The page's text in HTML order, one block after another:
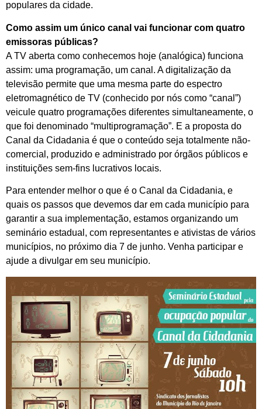
populares da cidade.
Como assim um único canal vai funcionar com quatro
emissoras públicas?
A TV aberta como conhecemos hoje (analógica) funciona
assim: uma programação, um canal. A digitalização da
televisão permite que uma mesma parte do espectro
eletromagnético de TV (conhecido por nós como “canal”)
veicule quatro programações diferentes simultaneamente, o
que foi denominado “multiprogramação”. E a proposta do
Canal da Cidadania é que o conteúdo seja totalmente não-
comercial, produzido e administrado por órgãos públicos e
instituições sem-fins lucrativos locais.
Para entender melhor o que é o Canal da Cidadania, e
quais os passos que devemos dar em cada município para
garantir a sua implementação, estamos organizando um
seminário estadual, com representantes e ativistas de vários
municípios, no próximo dia 7 de junho. Venha participar e
ajude a divulgar em seu município.